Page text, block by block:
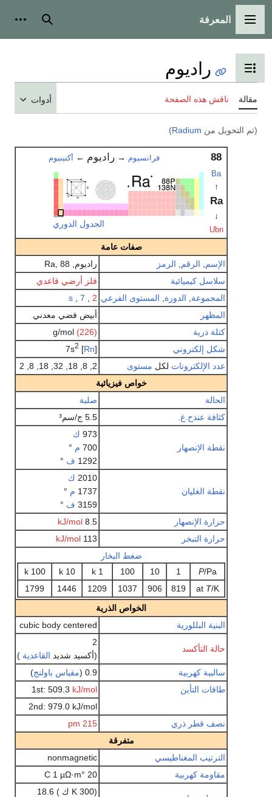
القائمة الرئيسية
المعرفة بحث
تبديل عرض جدول المحتويات
راديوم
مقالة ناقش هذه الصفحة أدوات
(تم التحويل من Radium
)
88 فرانسيوم →راديوم ← أكتينيوم
Ba
↑
Ra
↓
Ubn
الجدول الدوري
صفات عامة
الإسم
الرقم الرمز
راديوم, Ra, 88
سلاسل كيميائية
فلز أرضي قاعدي
المجموعة
الدورة المستوى الفرعي s 7
2
المظهر
أبيض فضي معدني
كتلة ذرية
(226)
شكل إلكتروني
[
Rn
] 7s
2
عدد الإلكترونات لكل مستوى
2, 8, 18, 32, 18, 8, 2
خواص فيزيائية
الحالة
صلبة
كثافة عندح.غ. 5.5 ج/سم³
نقطة الإنصهار
973 ك
700 م °
1292 ف °
نقطة الغليان
2010 ك
1737 م °
3159 ف °
حرارة الإنصهار
kJ/mol 8.5
حرارة التبخر
kJ/mol 113
ضغط البخار
P/Pa
1
10
100
1 k
10 k
100 k
at T/K
819
906
1037
1209
1446
1799
الخواص الذرية
البنية البللورية
cubic body centered
حالة التأكسد
2
(أكسيد شديد القاعدية )
سالبية كهربية
0.9 ( مقياس باولنج)
طاقات التأين
1st: 509.3 kJ/mol
2nd: 979.0 kJ/mol
نصف قطر ذري
215
pm
متفرقة
الترتيب المغناطيسي
nonmagnetic
مقاومة كهربية
20 °C 1 µΩ·m
(300 K ك ) 18.6